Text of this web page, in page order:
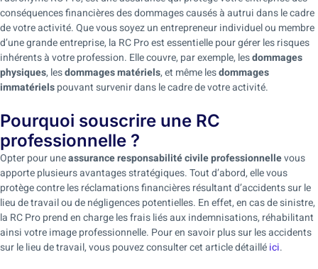
conséquences financières des dommages causés à autrui dans le cadre
de votre activité. Que vous soyez un entrepreneur individuel ou membre
d’une grande entreprise, la RC Pro est essentielle pour gérer les risques
inhérents à votre profession. Elle couvre, par exemple, lesdommages
physiques, lesdommages matériels, et même lesdommages
immatérielspouvant survenir dans le cadre de votre activité.
Pourquoi souscrire une RC
professionnelle ?
Opter pour uneassurance responsabilité civile professionnellevous
apporte plusieurs avantages stratégiques. Tout d’abord, elle vous
protège contre les réclamations financières résultant d’accidents sur le
lieu de travail ou de négligences potentielles. En effet, en cas de sinistre,
la RC Pro prend en charge les frais liés aux indemnisations, réhabilitant
ainsi votre image professionnelle. Pour en savoir plus sur les accidents
sur le lieu de travail, vous pouvez consulter cet article détailléici.